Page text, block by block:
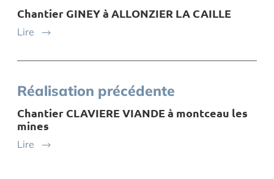
Chantier GINEY à ALLONZIER LA CAILLE
Lire
Réalisation précédente
Chantier CLAVIERE VIANDE à montceau les
mines
Lire